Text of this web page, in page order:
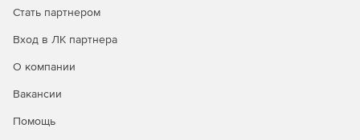
Стать партнером
Вход в ЛК партнера
О компании
Вакансии
Помощь